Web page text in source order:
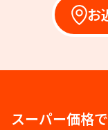
お
スーパー価格